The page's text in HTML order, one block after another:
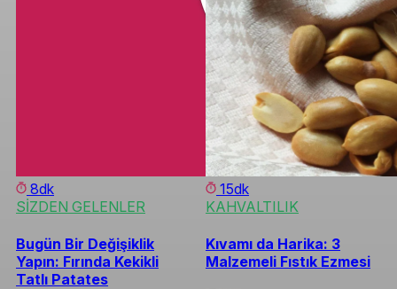
8dk
SİZDEN GELENLER
Bugün Bir Değişiklik
Yapın: Fırında Kekikli
Tatlı Patates
15dk
KAHVALTILIK
Kıvamı da Harika: 3
Malzemeli Fıstık Ezmesi